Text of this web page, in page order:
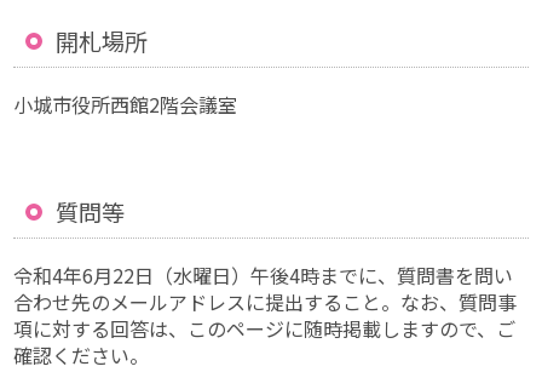
開札場所
小城市役所西館2階会議室
質問等
令和4年6月22日（水曜日）午後4時までに、質問書を問い
合わせ先のメールアドレスに提出すること。なお、質問事
項に対する回答は、このページに随時掲載しますので、ご
確認ください。